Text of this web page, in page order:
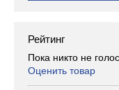
Рейтинг
Пока никто не
Оценить товар